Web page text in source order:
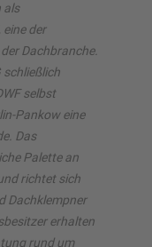
als
der
Dachbranche.
schließlich
selbst
Pankow eine
Das
Palette an
richtet sich
Dachklempner
erhalten
rund um